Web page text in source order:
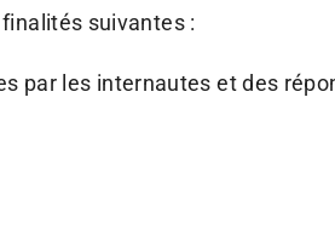
suivantes :
par les internautes et des